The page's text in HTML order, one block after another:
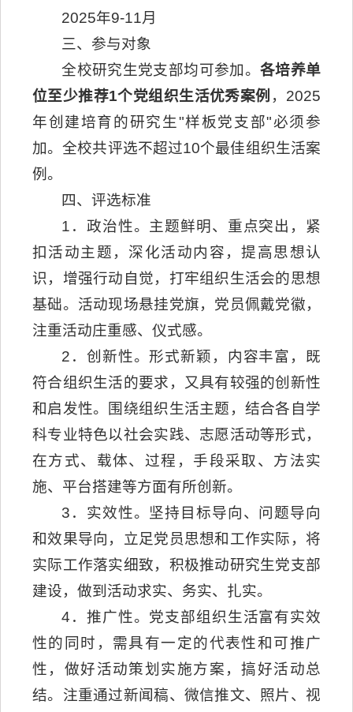
2025年9-11月
三、参与对象
全校研究生党支部均可参加。 各培养单
位至少推荐1个党组织生活优秀案例 ，2025
年创建培育的研究生"样板党支部"必须参
加。全校共评选不超过10个最佳组织生活案
例。
四、评选标准
1．政治性。主题鲜明、重点突出，紧
扣活动主题，深化活动内容，提高思想认
识，增强行动自觉，打牢组织生活会的思想
基础。活动现场悬挂党旗，党员佩戴党徽，
注重活动庄重感、仪式感。
2．创新性。形式新颖，内容丰富，既
符合组织生活的要求，又具有较强的创新性
和启发性。围绕组织生活主题，结合各自学
科专业特色以社会实践、志愿活动等形式，
在方式、载体、过程，手段采取、方法实
施、平台搭建等方面有所创新。
3．实效性。坚持目标导向、问题导向
和效果导向，立足党员思想和工作实际，将
实际工作落实细致，积极推动研究生党支部
建设，做到活动求实、务实、扎实。
4．推广性。党支部组织生活富有实效
性的同时，需具有一定的代表性和可推广
性，做好活动策划实施方案，搞好活动总
结。注重通过新闻稿、微信推文、照片、视